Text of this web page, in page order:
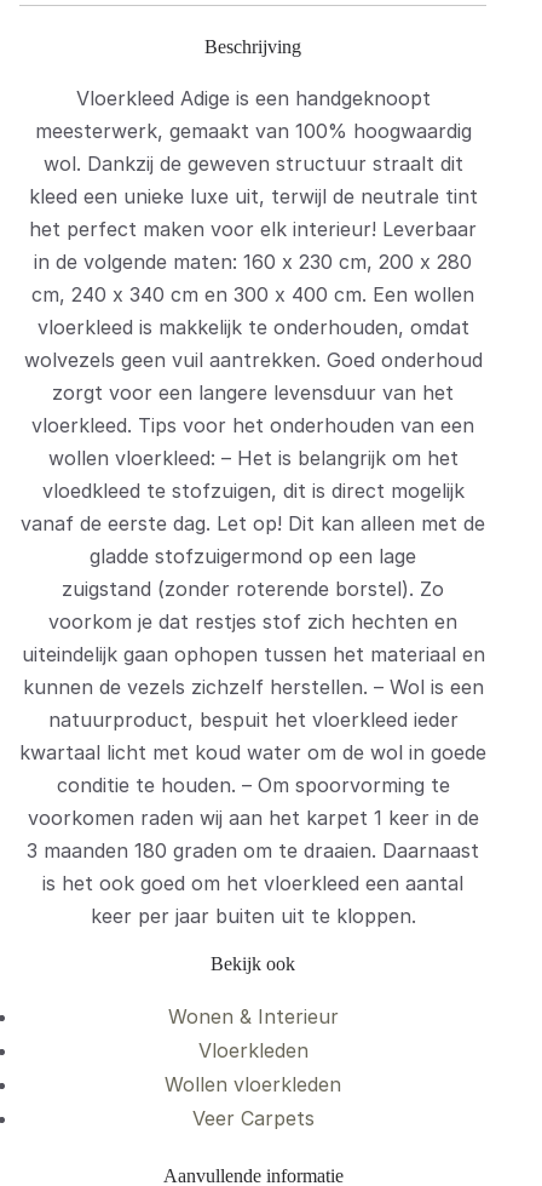
Beschrijving
Vloerkleed Adige is een handgeknoopt
meesterwerk, gemaakt van 100% hoogwaardig
wol. Dankzij de geweven structuur straalt dit
kleed een unieke luxe uit, terwijl de neutrale tint
het perfect maken voor elk interieur! Leverbaar
in de volgende maten: 160 x 230 cm, 200 x 280
cm, 240 x 340 cm en 300 x 400 cm. Een wollen
vloerkleed is makkelijk te onderhouden, omdat
wolvezels geen vuil aantrekken. Goed onderhoud
zorgt voor een langere levensduur van het
vloerkleed. Tips voor het onderhouden van een
wollen vloerkleed: – Het is belangrijk om het
vloedkleed te stofzuigen, dit is direct mogelijk
vanaf de eerste dag. Let op! Dit kan alleen met de
gladde stofzuigermond op een lage
zuigstand (zonder roterende borstel). Zo
voorkom je dat restjes stof zich hechten en
uiteindelijk gaan ophopen tussen het materiaal en
kunnen de vezels zichzelf herstellen. – Wol is een
natuurproduct, bespuit het vloerkleed ieder
kwartaal licht met koud water om de wol in goede
conditie te houden. – Om spoorvorming te
voorkomen raden wij aan het karpet 1 keer in de
3 maanden 180 graden om te draaien. Daarnaast
is het ook goed om het vloerkleed een aantal
keer per jaar buiten uit te kloppen.
Bekijk ook
Wonen & Interieur
Vloerkleden
Wollen vloerkleden
Veer Carpets
Aanvullende informatie